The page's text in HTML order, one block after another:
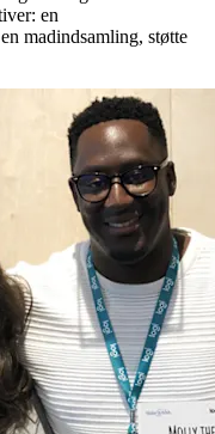
en
madindsamling, støtte